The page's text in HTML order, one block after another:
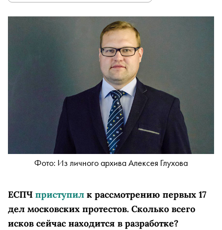
Фото: Из личного архива Алексея Глухова
ЕСПЧ приступил к рассмотрению первых 17
дел московских протестов. Сколько всего
исков сейчас находится в разработке?